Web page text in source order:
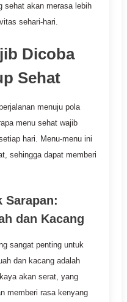
sehat akan merasa lebih
sehari-hari.
Dicoba
Sehat
menuju pola
menu sehat wajib
hari. Menu-menu ini
sehingga dapat memberi
Sarapan:
dan Kacang
sangat penting untuk
dan kacang adalah
akan serat, yang
memberi rasa kenyang